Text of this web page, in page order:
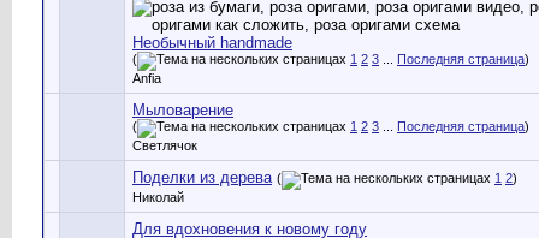
Необычный handmade
( 1 2 3 Последняя страница)
Anfia
Мыловарение
( 1 2 3 Последняя страница)
Светлячок
Поделки из дерева ( 1 2)
Николай
Для вдохновения к новому году